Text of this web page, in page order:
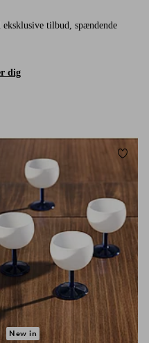
eksklusive tilbud, spændende
dig
favoritter
New in
Tilføj